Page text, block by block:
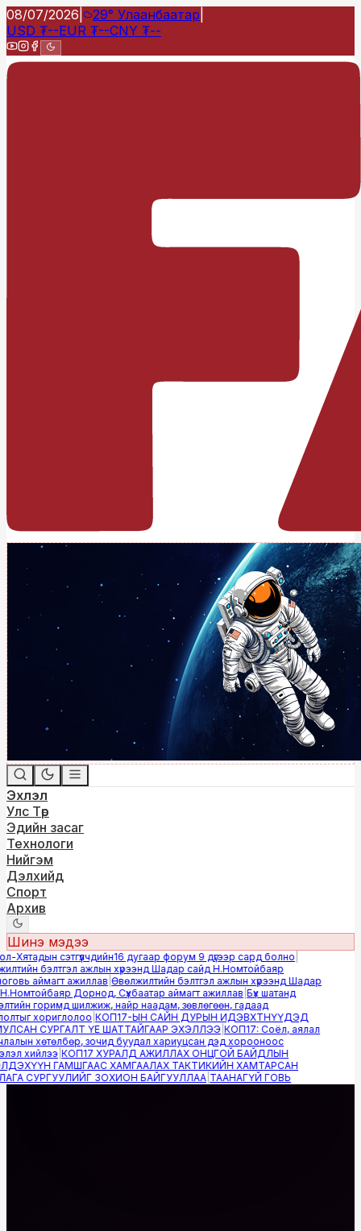
08/07/2026 29° Улаанбаатар
USD ₮--EUR ₮--CNY ₮--
Эхлэл
Улс Төр
Эдийн засаг
Технологи
Нийгэм
Дэлхийд
Спорт
Архив
Шинэ мэдээ
сэтгүүлчдийн16 дугаар форум 9 дүгээр сард болно|
бэлтгэл ажлын хүрээнд Шадар сайд Н.Номтойбаяр
аймагт ажиллав|Өвөлжилтийн бэлтгэл ажлын хүрээнд Шадар
Дорнод, Сүхбаатар аймагт ажиллав|Бүх шатанд
горимд шилжиж, найр наадам, зөвлөгөөн, гадаад
хориглолоо|КОП17-ЫН САЙН ДУРЫН ИДЭВХТНҮҮДЭД
СУРГАЛТ ҮЕ ШАТТАЙГААР ЭХЭЛЛЭЭ|КОП17: Соёл, аялал
хөтөлбөр, зочид буудал хариуцсан дэд хорооноос
хийлээ|КОП17 ХУРАЛД АЖИЛЛАХ ОНЦГОЙ БАЙДЛЫН
ГАМШГААС ХАМГААЛАХ ТАКТИКИЙН ХАМТАРСАН
СУРГУУЛИЙГ ЗОХИОН БАЙГУУЛЛАА|ТААНАГҮЙ ГОВЬ